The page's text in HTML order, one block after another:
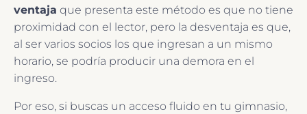
ventaja que presenta este método es que no tiene
proximidad con el lector, pero la desventaja es que,
al ser varios socios los que ingresan a un mismo
horario, se podría producir una demora en el
ingreso.
Por eso, si buscas un acceso fluido en tu gimnasio,